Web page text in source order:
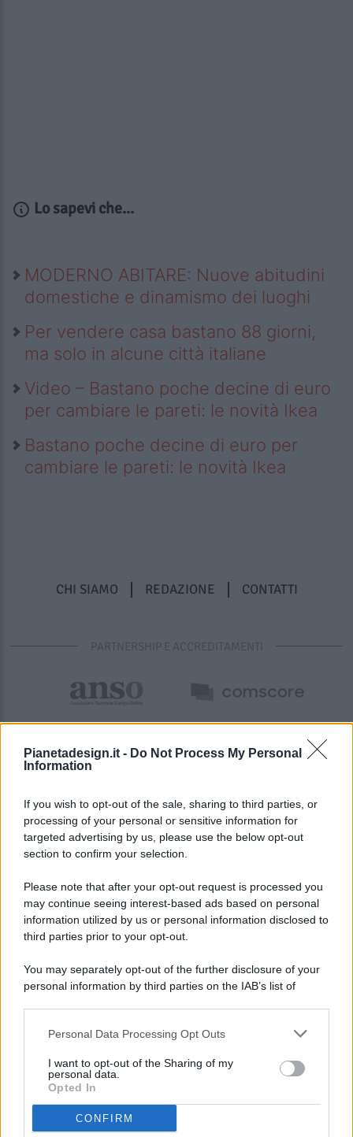
Pianetadesign.it - Do Not Process My Personal
Information
If you wish to opt-out of the sale, sharing to third parties, or
processing of your personal or sensitive information for
targeted advertising by us, please use the below opt-out
section to confirm your selection.
Please note that after your opt-out request is processed you
may continue seeing interest-based ads based on personal
information utilized by us or personal information disclosed to
third parties prior to your opt-out.
You may separately opt-out of the further disclosure of your
personal information by third parties on the IAB’s list of
This information may also be disclosed by us to third parties
disclose it to other third parties.
Personal Data Processing Opt Outs
I want to opt-out of the Sharing of my
personal data.
Opted In
CONFIRM
Lo sapevi che...
MODERNO ABITARE: Nuove abitudini
domestiche e dinamismo dei luoghi
Per vendere casa bastano 88 giorni,
ma solo in alcune città italiane
Video – Bastano poche decine di euro
per cambiare le pareti: le novità Ikea
Bastano poche decine di euro per
cambiare le pareti: le novità Ikea
CHI SIAMO REDAZIONE CONTATTI
PARTNERSHIP E ACCREDITAMENTI
© 2026 - Pianeta Design - P.IVA 04827280654 - Testata
Registrata Al Tribunale Di Nocera Inferiore N. 8/2020 - RG N.
ISCRIZIONE AL ROC N. 35792 – ISCRITTA ALL’ANSO
(ASSOCIAZIONE NAZIONALE STAMPA ONLINE)
PREFERENZE PRIVACY